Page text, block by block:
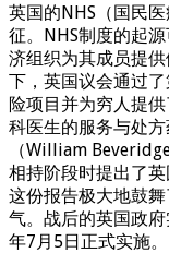
英国的NHS（国民
征。NHS制度的起
济组织为其成员提
下，英国议会通过
险项目并为穷人提
科医生的服务与处
（William
相持阶段时提出了
这份报告极大地鼓
气。战后的英国政
年7月5日正式实施。